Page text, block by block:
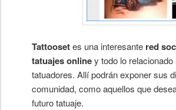
Tattoosetes una interesante red
tatuajes onliney todo lo
tatuadores. Allí podrán exponer sus
comunidad, como aquellos que
futuro tatuaje.